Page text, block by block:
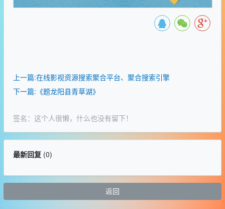
上一篇:在线影视资源搜索聚合平台、聚合搜索引擎
下一篇:《题龙阳县青草湖》
签名：这个人很懒，什么也没有留下！
最新回复(0)
返回